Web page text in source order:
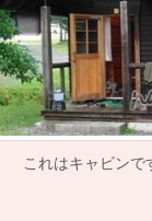
これはキャビンで